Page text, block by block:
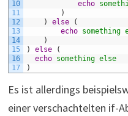
10
11
12
13
14
15
16
17
echo
)
)
else
(
echo something
)
)
else
(
echo something else
)
Es ist allerdings
einer verschachtelten if-